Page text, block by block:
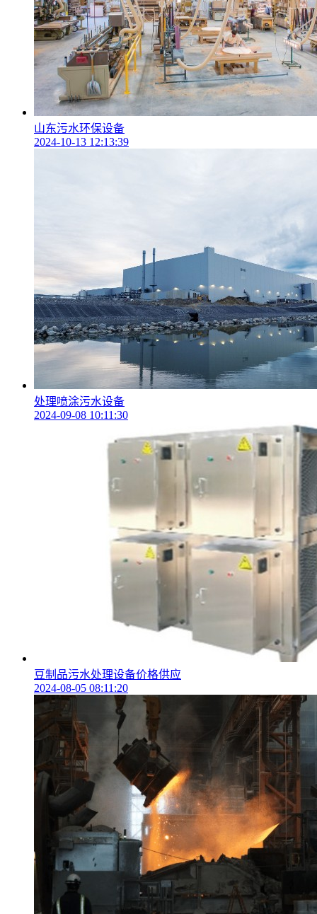
山东污水环保设备
2024-10-13 12:13:39
处理喷涂污水设备
2024-09-08 10:11:30
豆制品污水处理设备价格供应
2024-08-05 08:11:20